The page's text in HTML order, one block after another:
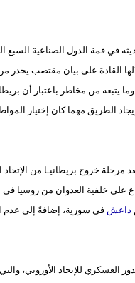
القادة على بيان مقتضب يحذر
يتبعه من مخاطر باعتبار أن
الطريق مهما كان إختيار
مرحلة خروج بريطانيـا من الإتحاد
على خلفية العدوان من روسيا
داعش في سورية، إضافةً إلى عدم
العسكري للإتحاد الأوروبي،